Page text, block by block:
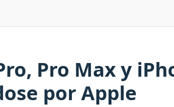
Pro Max y
por Apple